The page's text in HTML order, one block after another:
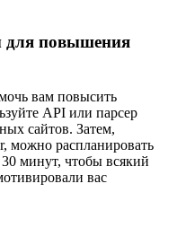
для повышения
вам повысить
API или парсер
сайтов. Затем,
можно распланировать
минут, чтобы всякий
вас